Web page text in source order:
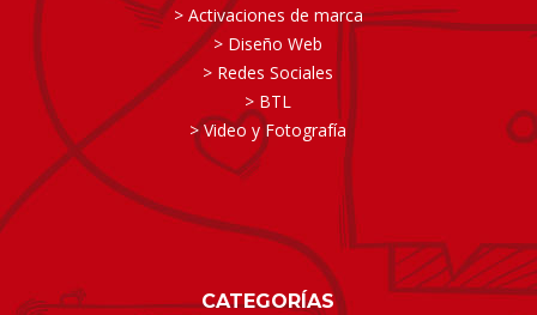
> Activaciones de marca
> Diseño Web
> Redes Sociales
> BTL
> Video y Fotografía
CATEGORÍAS